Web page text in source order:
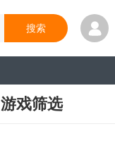
游戏筛选